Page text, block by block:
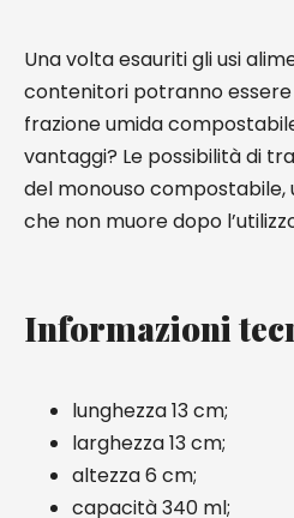
Una volta esauriti gli usi
contenitori potranno
frazione umida
vantaggi? Le possibilità di
del monouso
che non muore dopo
Informazioni
lunghezza 13 cm;
larghezza 13 cm;
altezza 6 cm;
capacità 340 ml;